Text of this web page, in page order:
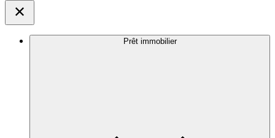
Prêt immobilier